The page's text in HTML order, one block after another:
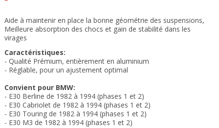
Aide à maintenir en place la bonne géométrie des suspensions,
Meilleure absorption des chocs et gain de stabilité dans les
virages
Caractéristiques:
- Qualité Prémium, entièrement en aluminium
- Réglable, pour un ajustement optimal
Convient pour BMW:
- E30 Berline de 1982 à 1994 (phases 1 et 2)
- E30 Cabriolet de 1982 à 1994 (phases 1 et 2)
- E30 Touring de 1982 à 1994 (phases 1 et 2)
- E30 M3 de 1982 à 1994 (phases 1 et 2)